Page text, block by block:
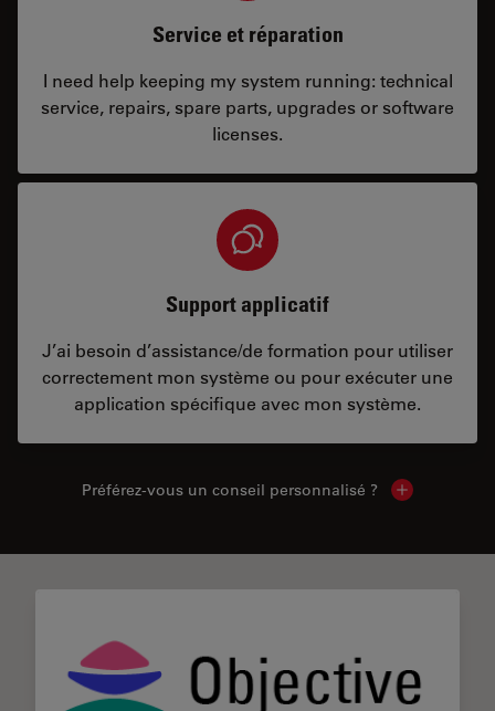
Service et réparation
I need help keeping my system running: technical
service, repairs, spare parts, upgrades or software
licenses.
Support applicatif
J’ai besoin d’assistance/de formation pour utiliser
correctement mon système ou pour exécuter une
application spécifique avec mon système.
Préférez-vous un conseil personnalisé ? Show local